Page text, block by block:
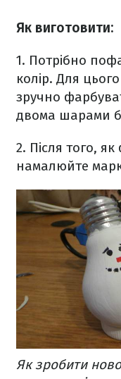
Як виготовити:
1. Потрібно
колір. Для
зручно
двома шарами
2. Після того,
намалюйте
Як зробити